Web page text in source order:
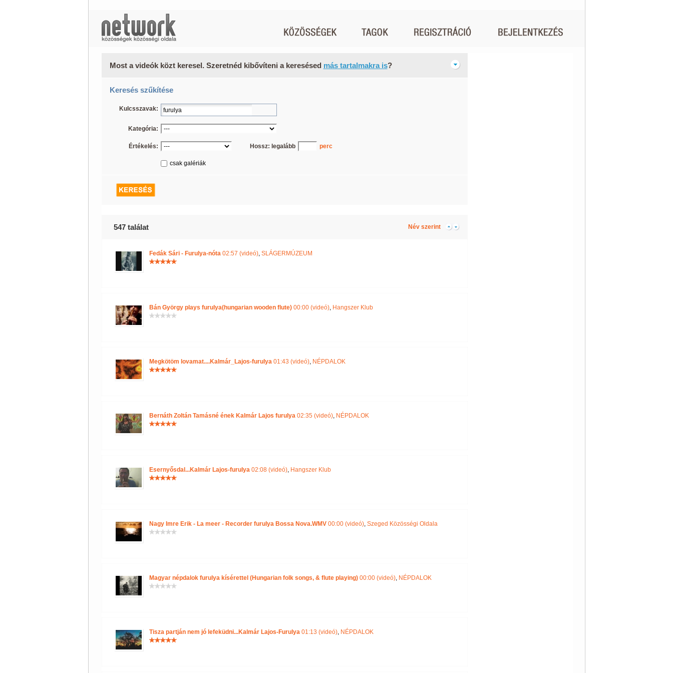
Most a videók közt keresel. Szeretnéd kibővíteni a keresésed más tartalmakra is?
Keresés szűkítése
Kulcsszavak:
Kategória:
Értékelés: Hossz: legalább perc
csak galériák
547 találat Név szerint
Fedák Sári - Furulya-nóta02:57 (videó), SLÁGERMÚZEUM
Bán György plays furulya(hungarian wooden flute)00:00 (videó), Hangszer Klub
Megkötöm lovamat....Kalmár_Lajos-furulya 01:43 (videó), NÉPDALOK
Bernáth Zoltán Tamásné ének Kalmár Lajos furulya02:35 (videó), NÉPDALOK
Esernyősdal...Kalmár Lajos-furulya 02:08 (videó), Hangszer Klub
Nagy Imre Erik - La meer - Recorder furulya Bossa Nova.WMV00:00 (videó), Szeged Közösségi Oldala
Magyar népdalok furulya kísérettel (Hungarian folk songs, & flute playing)00:00 (videó), NÉPDALOK
Tisza partján nem jó lefeküdni...Kalmár Lajos-Furulya01:13 (videó), NÉPDALOK